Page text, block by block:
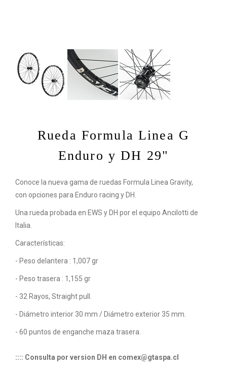
Rueda Formula Linea G
Enduro y DH 29"
Conoce la nueva gama de ruedas Formula Linea Gravity,
con opciones para Enduro racing y DH.
Una rueda probada en EWS y DH por el equipo Ancilotti de
Italia.
Características:
- Peso delantera : 1,007 gr
- Peso trasera : 1,155 gr
- 32 Rayos, Straight pull.
- Diámetro interior 30 mm / Diámetro exterior 35 mm.
- 60 puntos de enganche maza trasera.
:::: Consulta por version DH en comex@gtaspa.cl